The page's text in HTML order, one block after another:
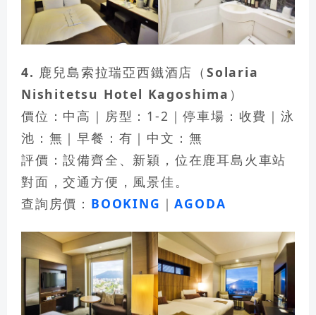
4. 鹿兒島索拉瑞亞西鐵酒店（Solaria
Nishitetsu Hotel Kagoshima）
價位：中高｜房型：1-2｜停車場：收費｜泳
池：無｜早餐：有｜中文：無
評價：設備齊全、新穎，位在鹿耳島火車站
對面，交通方便，風景佳。
查詢房價： BOOKING ｜AGODA